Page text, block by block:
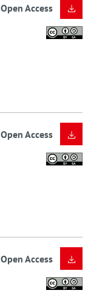
Open Access
Open Access
Open Access